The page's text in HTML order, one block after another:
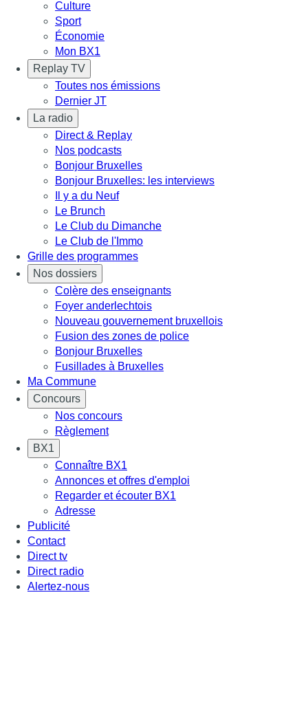
Culture
Sport
Économie
Mon BX1
Replay TV
Toutes nos émissions
Dernier JT
La radio
Direct & Replay
Nos podcasts
Bonjour Bruxelles
Bonjour Bruxelles: les interviews
Il y a du Neuf
Le Brunch
Le Club du Dimanche
Le Club de l'Immo
Grille des programmes
Nos dossiers
Colère des enseignants
Foyer anderlechtois
Nouveau gouvernement bruxellois
Fusion des zones de police
Bonjour Bruxelles
Fusillades à Bruxelles
Ma Commune
Concours
Nos concours
Règlement
BX1
Connaître BX1
Annonces et offres d'emploi
Regarder et écouter BX1
Adresse
Publicité
Contact
Direct tv
Direct radio
Alertez-nous